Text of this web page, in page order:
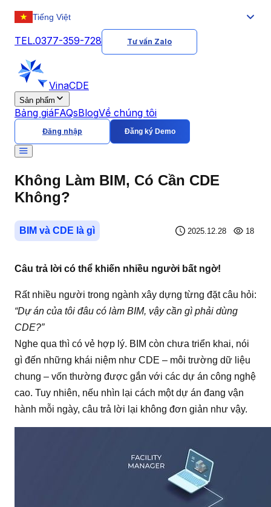
Tiếng Việt
TEL.0377-359-728 Tư vấn Zalo
VinaCDE
Sản phẩm
Bảng giáFAQsBlogVề chúng tôi
Đăng nhập Đăng ký Demo
Không Làm BIM, Có Cần CDE
Không?
BIM và CDE là gì 2025.12.28 18
Câu trả lời có thể khiến nhiều người bất ngờ!
Rất nhiều người trong ngành xây dựng từng đặt câu hỏi:
“Dự án của tôi đâu có làm BIM, vậy cần gì phải dùng
CDE?”
Nghe qua thì có vẻ hợp lý. BIM còn chưa triển khai, nói
gì đến những khái niệm như CDE – môi trường dữ liệu
chung – vốn thường được gắn với các dự án công nghệ
cao. Tuy nhiên, nếu nhìn lại cách một dự án đang vận
hành mỗi ngày, câu trả lời lại không đơn giản như vậy.